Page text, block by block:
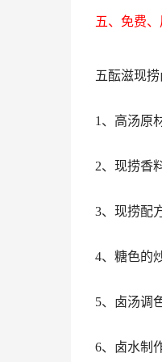
五、 免费
五酝滋现捞
1、高汤原
2、现捞香
3、现捞配
4、糖色的
5、卤汤调
6、卤水制